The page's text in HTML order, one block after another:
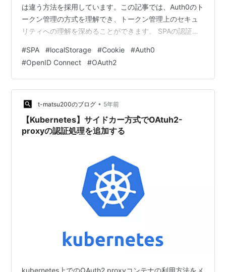
は違う方法を採用しています。この記事では、Auth0のト
ークン管理の方式を理解でき、トークン管理上のセキュ
リティへの理解を深めることができます。 SPAの認証ト
きる場所 保存場所の比較 メリット・デメリット Auth0の
アプローチ トークンはインメモリに保存 OpenID
Connect準拠とトークン取得のUI/UXの悪化回避を両立
Auth0のjsライブラリ ログイン アクセストークンの
（再）取得 図解 ログイン アク…
#SPA #localStorage #Cookie #Auth0
#OpenID Connect #OAuth2
t-matsu200のブログ • 5年前
【Kubernetes】サイドカー方式でOAtuh2-
proxyの認証処理を追加する
kubernetes上でのOAuth2 proxyコンテナの利用方法をメ